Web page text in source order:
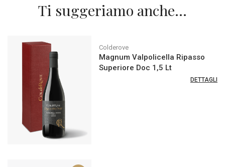
Ti suggeriamo anche...
Colderove
Magnum Valpolicella Ripasso
Superiore Doc 1,5 Lt
DETTAGLI